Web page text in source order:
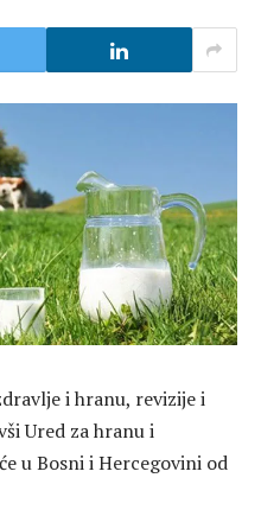
i hranu, revizije i
Ured za hranu i
u Bosni i Hercegovini od